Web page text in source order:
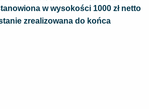
w wysokości 1000 zł netto
zrealizowana do końca